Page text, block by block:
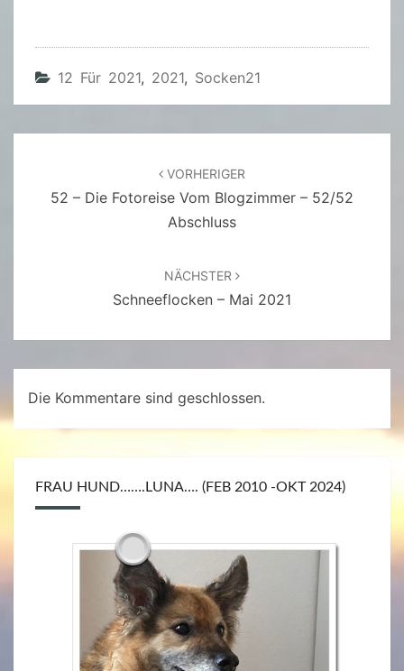
12 Für 2021, 2021, Socken21
VORHERIGER
52 – Die Fotoreise Vom Blogzimmer – 52/52
Abschluss
NÄCHSTER
Schneeflocken – Mai 2021
Die Kommentare sind geschlossen.
FRAU HUND…….LUNA…. (FEB 2010 -OKT 2024)